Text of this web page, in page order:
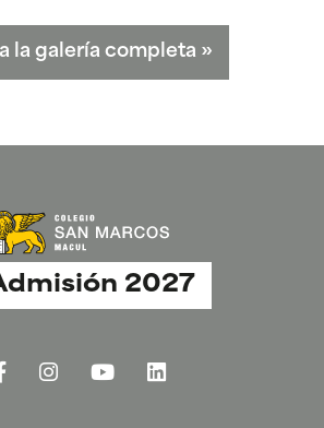
la galería completa »
2027